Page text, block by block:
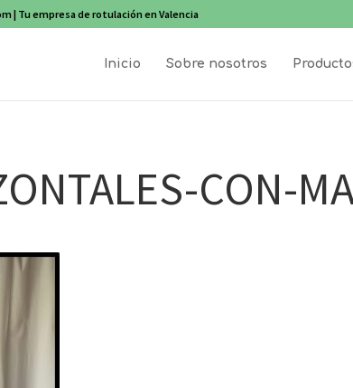
| Tu empresa de rotulación en Valencia
Inicio Sobre nosotros
CON-